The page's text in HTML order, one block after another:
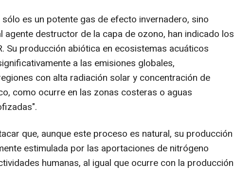
es un potente gas de efecto invernadero, sino
agente destructor de la capa de ozono, han indicado los
Su producción abiótica en ecosistemas acuáticos
a las emisiones globales,
con alta radiación solar y concentración de
como ocurre en las zonas costeras o aguas
que, aunque este proceso es natural, su producción
estimulada por las aportaciones de nitrógeno
humanas, al igual que ocurre con la producción